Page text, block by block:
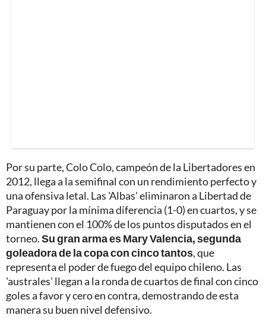
Por su parte, Colo Colo, campeón de la Libertadores en
2012, llega a la semifinal con un rendimiento perfecto y
una ofensiva letal. Las 'Albas' eliminaron a Libertad de
Paraguay por la mínima diferencia (1-0) en cuartos, y se
mantienen con el 100% de los puntos disputados en el
torneo.Su gran arma es Mary Valencia, segunda
goleadora de la copa con cinco tantos, que
representa el poder de fuego del equipo chileno. Las
'australes' llegan a la ronda de cuartos de final con cinco
goles a favor y cero en contra, demostrando de esta
manera su buen nivel defensivo.